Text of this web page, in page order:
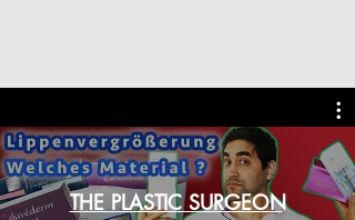
THE PLASTIC SURGEON